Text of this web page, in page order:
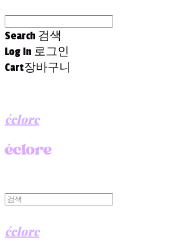
Search 검색
Log In 로그인
Cart장바구니
éclore
éclore